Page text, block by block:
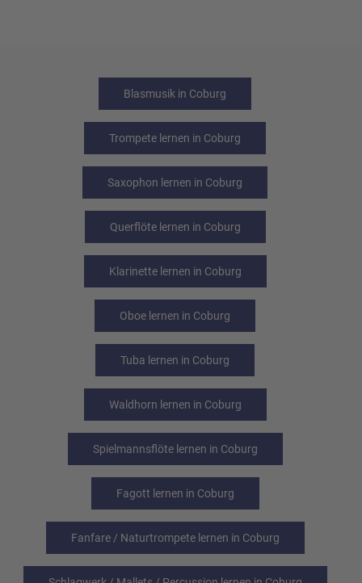
Blasmusik in Coburg
Trompete lernen in Coburg
Saxophon lernen in Coburg
Querflöte lernen in Coburg
Klarinette lernen in Coburg
Oboe lernen in Coburg
Tuba lernen in Coburg
Waldhorn lernen in Coburg
Spielmannsflöte lernen in Coburg
Fagott lernen in Coburg
Fanfare / Naturtrompete lernen in Coburg